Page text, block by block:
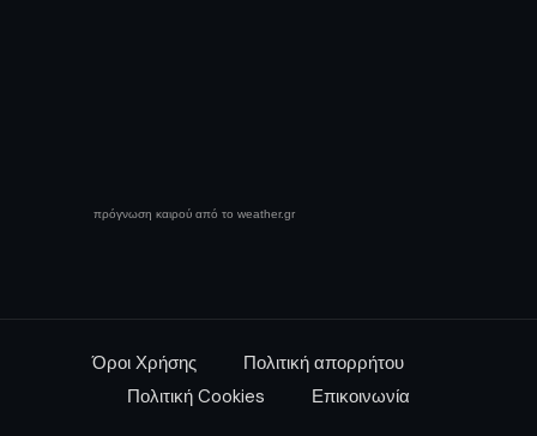
πρόγνωση καιρού από το weather.gr
Όροι Χρήσης
Πολιτική απορρήτου
Πολιτική Cookies
Επικοινωνία